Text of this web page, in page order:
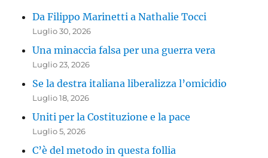
Da Filippo Marinetti a Nathalie Tocci
Luglio 30, 2026
Una minaccia falsa per una guerra vera
Luglio 23, 2026
Se la destra italiana liberalizza l’omicidio
Luglio 18, 2026
Uniti per la Costituzione e la pace
Luglio 5, 2026
C’è del metodo in questa follia